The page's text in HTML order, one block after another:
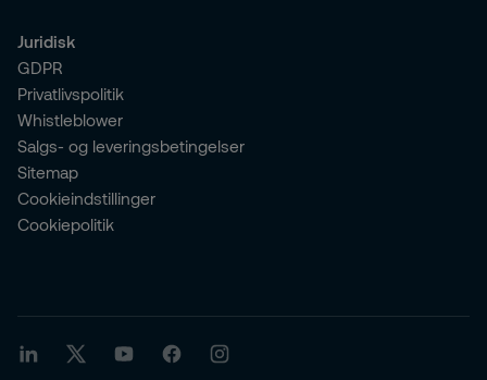
Juridisk
GDPR
Privatlivspolitik
Whistleblower
Salgs- og leveringsbetingelser
Sitemap
Cookieindstillinger
Cookiepolitik